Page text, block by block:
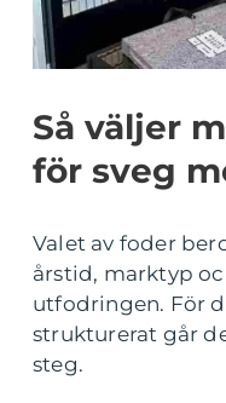
Så väljer
för sveg
Valet av foder
årstid, marktyp
utfodringen. För
strukturerat går
steg.